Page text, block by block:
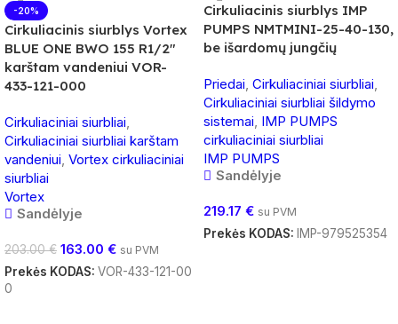
-20%
Cirkuliacinis siurblys Vortex
BLUE ONE BWO 155 R1/2″
karštam vandeniui VOR-
433-121-000
Cirkuliaciniai siurbliai,
Cirkuliaciniai siurbliai karštam
vandeniui, Vortex cirkuliaciniai
siurbliai
Vortex
Sandėlyje
203.00€ 163.00 € su PVM
Prekės KODAS: VOR-433-121-00
0
Cirkuliacinis siurblys IMP
PUMPS NMTMINI-25-40-130,
be išardomų jungčių
Priedai, Cirkuliaciniai siurbliai,
Cirkuliaciniai siurbliai šildymo
sistemai, IMP PUMPS
cirkuliaciniai siurbliai
IMP PUMPS
Sandėlyje
219.17 € su PVM
Prekės KODAS: IMP-979525354